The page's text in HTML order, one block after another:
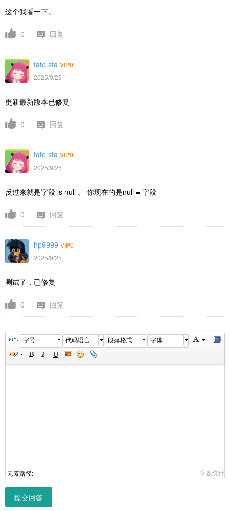
这个我看一下。
0 回复
fate sta VIP0
2025/9/25
更新最新版本已修复
0 回复
fate sta VIP0
2025/9/25
反过来就是字段 is null 。 你现在的是null = 字段
0 回复
hp9999 VIP0
2025/9/25
测试了，已修复
0 回复
字号 代码语言 段落格式 字体
元素路径: 字数统计
提交回答